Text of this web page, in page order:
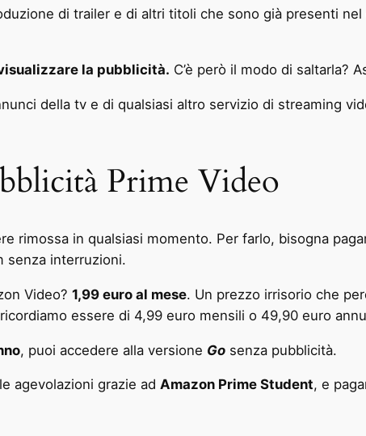
di trailer e di altri titoli che sono già presenti
la pubblicità. C’è però il modo di saltarla?
della tv e di qualsiasi altro servizio di streaming
Prime Video
rimossa in qualsiasi momento. Per farlo, bisogna
senza interruzioni.
Video? 1,99 euro al mese. Un prezzo irrisorio che
essere di 4,99 euro mensili o 49,90 euro
, puoi accedere alla versione Go senza pubblicità.
agevolazioni grazie ad Amazon Prime Student, e